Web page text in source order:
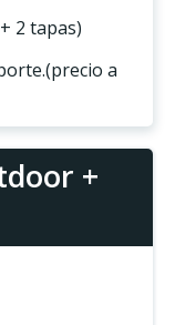
2 tapas)
a
+